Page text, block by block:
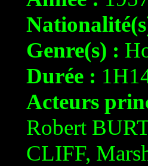
Genre(s) :
Durée :
Acteurs
Robert
CLIFF,